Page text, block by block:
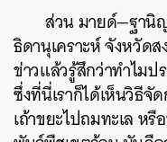
ส่วน มายด์—ฐานิ
ธิดานุเคราะห์ จังหวัด
ข่าวแล้วรู้สึกว่าทำไมป
ซึ่งที่นี่เราก็ได้เห็นวิธี
เถ้าขยะไปถมทะเล ห